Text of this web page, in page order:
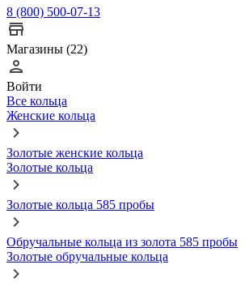
8 (800) 500-07-13
Магазины (22)
Войти
Все кольца
Женские кольца
Золотые женские кольца
Золотые кольца
Золотые кольца 585 пробы
Обручальные кольца из золота 585 пробы
Золотые обручальные кольца